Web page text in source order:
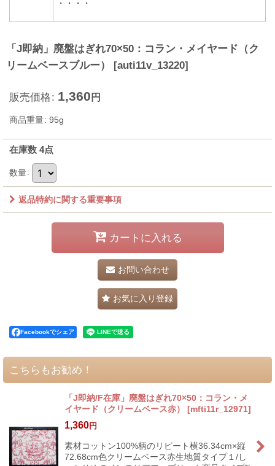
・・・・
「J即納」廃盤はぎれ70×50：コラン・メイヤード（ク
リームベースブルー）
[auti11v_13220]
販売価格: 1,360 円
商品重量: 95g
在庫数 4点
数量:
返品特約に関する重要事項
カートに入れる
お問い合わせ
お気に入り登録
Facebookでシェア
こちらもお勧め！
「J即納/F在庫」廃盤はぎれ70×50：コラン・メ
イヤード（クリームベース赤）
[mfti11r_12971]
1,360円
素材コットン100%柄のリピート横36.34cm×縦
72.68cm色クリームベース赤生地質タイプ１/し